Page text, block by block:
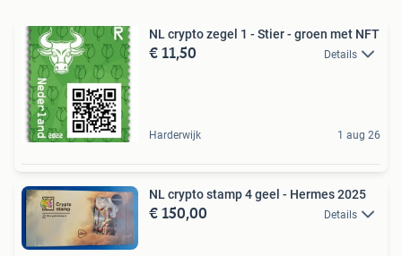
NL crypto zegel 1 - Stier - groen met NFT
€ 11,50 Details
Harderwijk 1 aug 26
NL crypto stamp 4 geel - Hermes 2025
€ 150,00 Details